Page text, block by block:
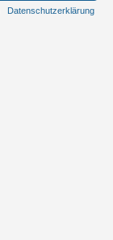
Datenschutzerklärung